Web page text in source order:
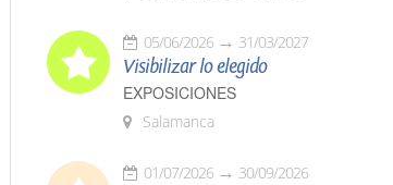
05/06/2026 31/03/2027
Visibilizar lo elegido
EXPOSICIONES
Salamanca
01/07/2026 30/09/2026